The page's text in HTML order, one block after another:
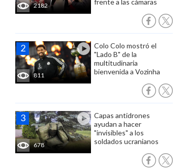
2182
frente a las cámaras
811
Colo Colo mostró el
"Lado B" de la
multitudinaria
bienvenida a Vozinha
678
Capas antidrones
ayudan a hacer
"invisibles" a los
soldados ucranianos